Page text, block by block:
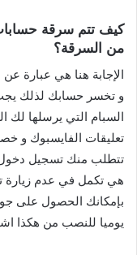
كيف تتم سرقة
من السرقة؟
الإجابة هنا هي عبارة
و تخسر حسابك لذلك
السبام التي يرسلها لك
تعليقات الفايسبوك و
تتطلب منك تسجيل دخول
هي تكمل في عدم زيارة
بإمكانك الحصول على
يوميا للنصب من هكذا